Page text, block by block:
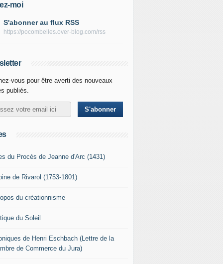
moi
S'abonner au flux RSS
https://pocombelles.over-blog.com/rss
vous pour être averti des nouveaux
publiés.
du Procès de Jeanne d'Arc (1431)
de Rivarol (1753-1801)
du créationnisme
du Soleil
de Henri Eschbach (Lettre de la
de Commerce du Jura)